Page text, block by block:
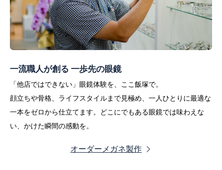
一流職人が創る 一歩先の眼鏡
「他店ではできない」眼鏡体験を、ここ飯塚で。
顔立ちや骨格、ライフスタイルまで見極め、一人ひとりに最適な
一本をゼロから仕立てます。どこにでもある眼鏡では味わえな
い、かけた瞬間の感動を。
オーダーメガネ製作